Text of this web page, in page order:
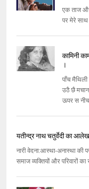
एक ताज
पर मेरे साथ
कामिनी
।
पाँच
उठै छै
ऊपर स
यतीन्द्र नाथ चतुर्वेदी का आलेख
नारी वेदना:आस्था-अनास्था की
समाज व्यक्तियों और परिवारों